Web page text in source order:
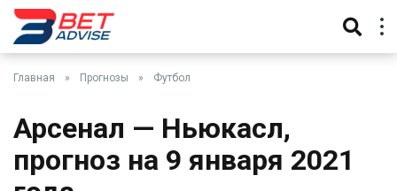
Главная » Прогнозы » Футбол
Арсенал — Ньюкасл,
прогноз на 9 января 2021